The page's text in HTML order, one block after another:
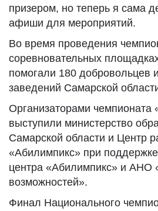
призером, но теперь я сама
афиши для мероприятий.
Во время проведения
соревновательных
помогали 180 добровольцев
заведений Самарской
Организаторами чемпионата
выступили министерство
Самарской области и Центр
«Абилимпикс» при
центра «Абилимпикс» и АНО
возможностей».
Финал Национального